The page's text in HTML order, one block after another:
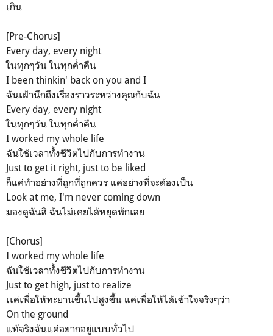
เกิน
[Pre-Chorus]
Every day, every night
ในทุกๆวัน ในทุกค่ำคืน
I been thinkin' back on you and I
ฉันเฝ้านึกถึงเรื่องราวระหว่างคุณกับฉัน
Every day, every night
ในทุกๆวัน ในทุกค่ำคืน
I worked my whole life
ฉันใช้เวลาทั้งชีวิตไปกับการทำงาน
Just to get it right, just to be liked
ก็แค่ทำอย่างที่ถูกที่ถูกควร แค่อย่างที่จะต้องเป็น
Look at me, I'm never coming down
มองดูฉันสิ ฉันไม่เคยได้หยุดพักเลย
[Chorus]
I worked my whole life
ฉันใช้เวลาทั้งชีวิตไปกับการทำงาน
Just to get high, just to realize
เเค่เพื่อให้ทะยานขึ้นไปสูงขึ้น แค่เพื่อให้ได้เข้าใจจริงๆว่า
On the ground
แท้จริงฉันแค่อยากอยู่แบบทั่วไป